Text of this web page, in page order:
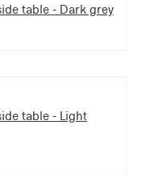
table - Dark grey
table - Light